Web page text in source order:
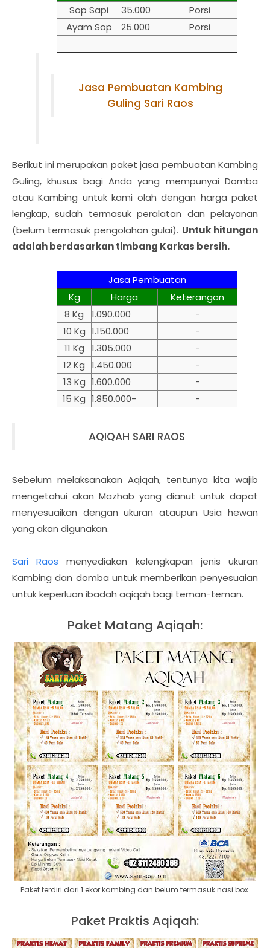
Sop Sapi
35.000
Porsi
Ayam Sop
25.000 Porsi
Jasa Pembuatan Kambing
Guling Sari Raos
Berikut ini merupakan paket jasa pembuatan Kambing
Guling, khusus bagi Anda yang mempunyai Domba
atau Kambing untuk kami olah dengan harga paket
lengkap, sudah termasuk peralatan dan pelayanan
(belum termasuk pengolahan gulai). Untuk hitungan
adalah berdasarkan timbang Karkas bersih.
Jasa Pembuatan
Kg
Harga
Keterangan
8 Kg
1.090.000
-
10 Kg 1.150.000
-
11 Kg
1.305.000
-
12 Kg 1.450.000
-
13 Kg 1.600.000
-
15 Kg 1.850.000- -
AQIQAH SARI RAOS
Sebelum melaksanakan Aqiqah, tentunya kita wajib
mengetahui akan Mazhab yang dianut untuk dapat
menyesuaikan dengan ukuran ataupun Usia hewan
yang akan digunakan.
Sari Raos menyediakan kelengkapan jenis ukuran
Kambing dan domba untuk memberikan penyesuaian
untuk keperluan ibadah aqiqah bagi teman-teman.
Paket Matang Aqiqah:
Paket terdiri dari 1 ekor kambing dan belum termasuk nasi box.
Paket Praktis Aqiqah: